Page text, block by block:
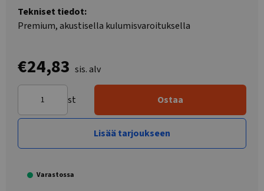
Tekniset tiedot:
Premium, akustisella kulumisvaroituksella
€24,83 sis. alv
st Ostaa
Lisää tarjoukseen
Varastossa